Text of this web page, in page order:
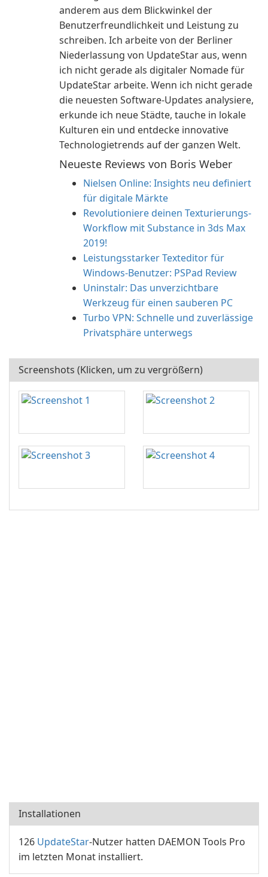
anderem aus dem Blickwinkel der
Benutzerfreundlichkeit und Leistung zu
schreiben. Ich arbeite von der Berliner
Niederlassung von UpdateStar aus, wenn
ich nicht gerade als digitaler Nomade für
UpdateStar arbeite. Wenn ich nicht gerade
die neuesten Software-Updates analysiere,
erkunde ich neue Städte, tauche in lokale
Kulturen ein und entdecke innovative
Technologietrends auf der ganzen Welt.
Neueste Reviews von Boris Weber
Nielsen Online: Insights neu definiert
für digitale Märkte
Revolutioniere deinen Texturierungs-
Workflow mit Substance in 3ds Max
2019!
Leistungsstarker Texteditor für
Windows-Benutzer: PSPad Review
Uninstalr: Das unverzichtbare
Werkzeug für einen sauberen PC
Turbo VPN: Schnelle und zuverlässige
Privatsphäre unterwegs
Screenshots (Klicken, um zu vergrößern)
Installationen
126 UpdateStar-Nutzer hatten DAEMON Tools Pro
im letzten Monat installiert.